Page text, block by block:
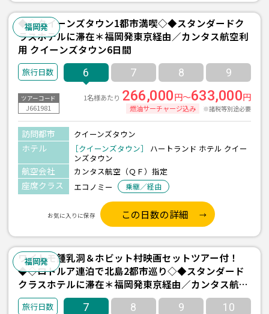
福岡発
◆◇クイーンズタウン1都市満喫◇◆スタンダードク
ラスホテルに滞在＊福岡発東京経由／カンタス航空利
用 クイーンズタウン6日間
6 7 8 9
ツアーコード
J661981
1名様あたり 266,000円～633,000円
燃油サーチャージ込み ※諸税等別途必要
訪問都市 クイーンズタウン
ホテル ［クイーンズタウン］
ハートランド ホテル クイー
ンズタウン
航空会社 カンタス航空（ＱＦ）指定
座席クラス エコノミー 乗継／経由
お気に入りに保存 この日数の詳細
福岡発
ワイトモ鍾乳洞＆ホビット村映画セットツアー付！
◆◇ロトルア連泊で北島2都市巡り◇◆スタンダード
クラスホテルに滞在＊福岡発東京経由／カンタス航空
利用 オークランド2泊＆ロトルア2泊 7日間
7 8 9 10